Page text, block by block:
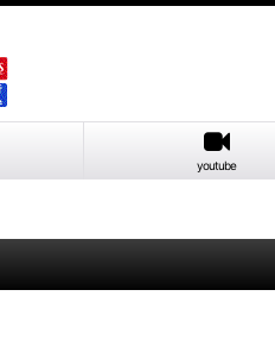
youtube